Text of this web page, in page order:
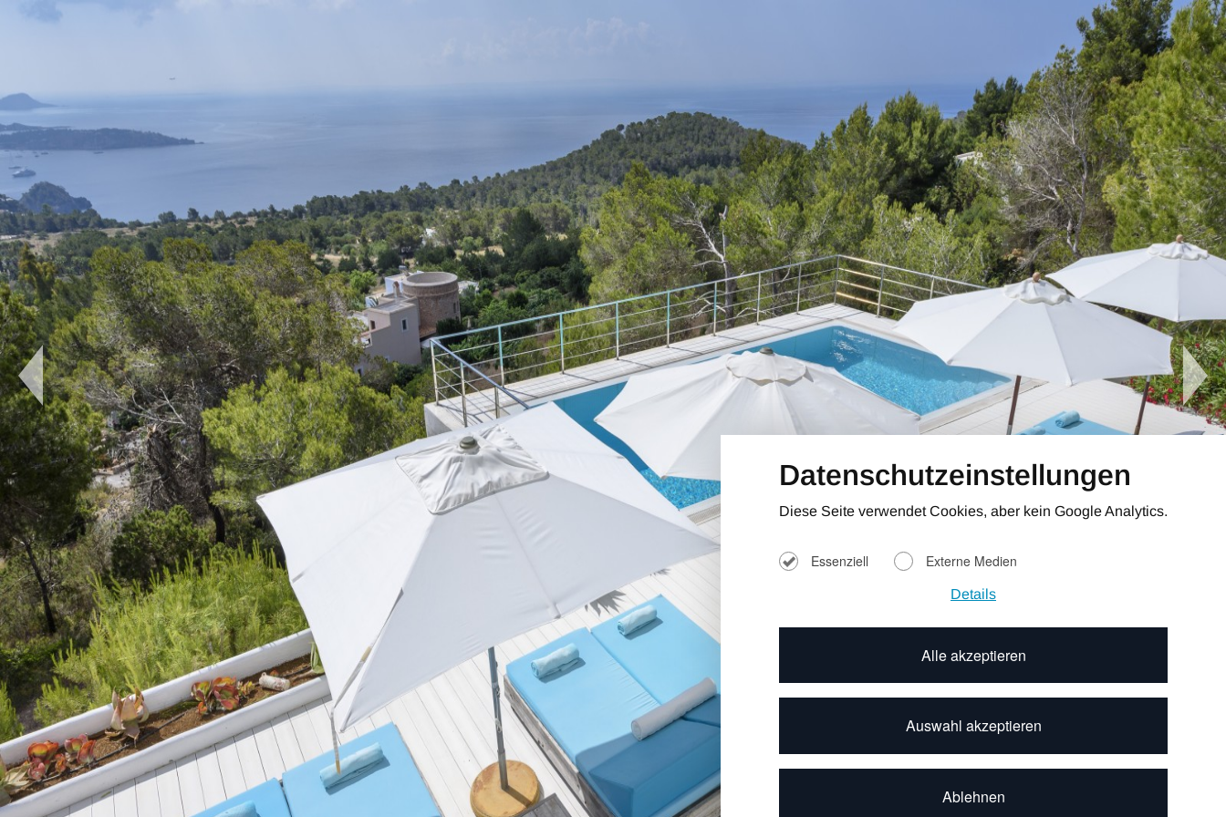
Datenschutzeinstellungen
Diese Seite verwendet Cookies, aber kein Google Analytics.
Essenziell Externe Medien
Details
Alle akzeptieren
Auswahl akzeptieren
Ablehnen